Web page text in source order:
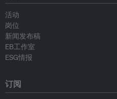
活动
岗位
新闻发布稿
EB工作室
ESG情报
订阅